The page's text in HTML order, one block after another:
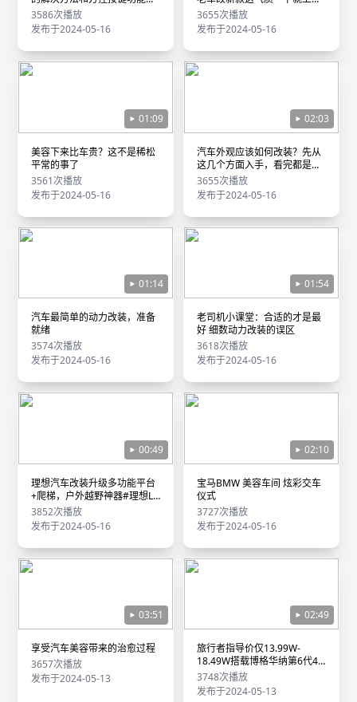
意事项
3586次播放
发布于2024-05-16
了！
3655次播放
发布于2024-05-16
01:09
美容下来比车贵？这不是稀松
平常的事了
3561次播放
发布于2024-05-16
02:03
汽车外观应该如何改装？先从
这几个方面入手，看完都是经
验
3655次播放
发布于2024-05-16
01:14
汽车最简单的动力改装，准备
就绪
3574次播放
发布于2024-05-16
01:54
老司机小课堂：合适的才是最
好 细数动力改装的误区
3618次播放
发布于2024-05-16
00:49
理想汽车改装升级多功能平台
+爬梯，户外越野神器#理想L9
升级
3852次播放
发布于2024-05-16
02:10
宝马BMW 美容车间 炫彩交车
仪式
3727次播放
发布于2024-05-16
03:51
享受汽车美容带来的治愈过程
3657次播放
发布于2024-05-13
02:49
旅行者指导价仅13.99W-
18.49W搭载博格华纳第6代4
驱智能系统全球首发
3748次播放
发布于2024-05-13